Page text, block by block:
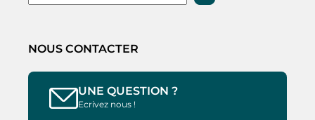
NOUS CONTACTER
UNE QUESTION ?
Ecrivez nous !